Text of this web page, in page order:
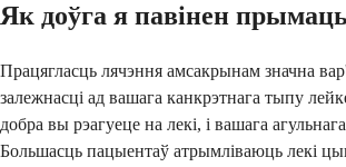
Як доўга я павінен
Працягласць лячэння амсакрынам значна
залежнасці ад вашага канкрэтнага тыпу
добра вы рэагуеце на лекі, і вашага
Большасць пацыентаў атрымліваюць лекі